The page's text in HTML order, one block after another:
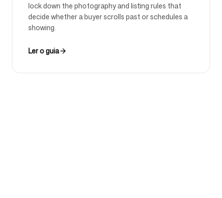
lock down the photography and listing rules that
decide whether a buyer scrolls past or schedules a
showing.
Ler o guia